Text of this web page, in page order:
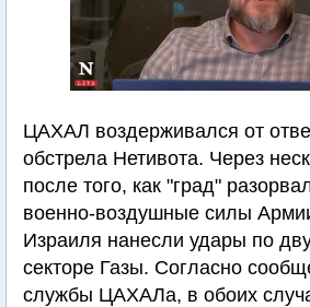
ЦАХАЛ воздерживался от
обстрела Нетивота. Через
после того, как "град"
военно-воздушные силы
Израиля нанесли удары по
секторе Газы. Согласно
службы ЦАХАЛа, в обоих